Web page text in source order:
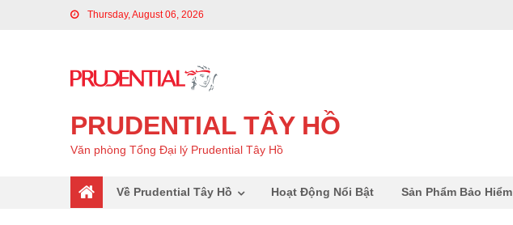
Thursday, August 06, 2026
PRUDENTIAL TÂY HỒ
Văn phòng Tổng Đại lý Prudential Tây Hồ
Về Prudential Tây Hồ Hoạt Động Nổi Bật Sản Phẩm Bảo Hiểm